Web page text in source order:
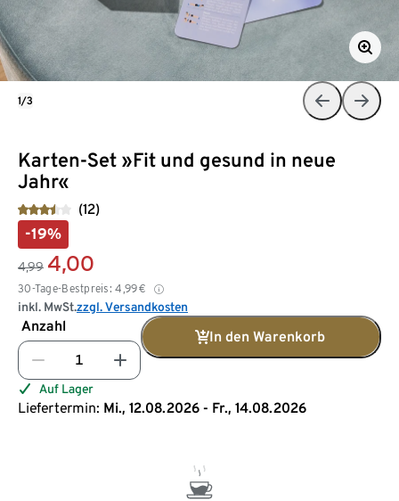
Karten-Set »Fit und gesund in neue
Jahr«
(12)
-19%
4,99 4,00
30-Tage-Bestpreis: 4,99€
inkl. MwSt.zzgl. Versandkosten
Anzahl
In den Warenkorb
Auf Lager
Liefertermin: Mi., 12.08.2026 - Fr., 14.08.2026
1/3